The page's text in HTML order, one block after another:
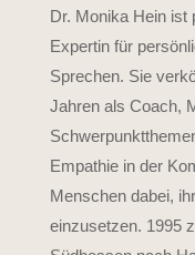
Dr. Monika Hein ist
Expertin für
Sprechen. Sie
Jahren als Coach,
Empathie in der
Menschen dabei,
einzusetzen. 1995